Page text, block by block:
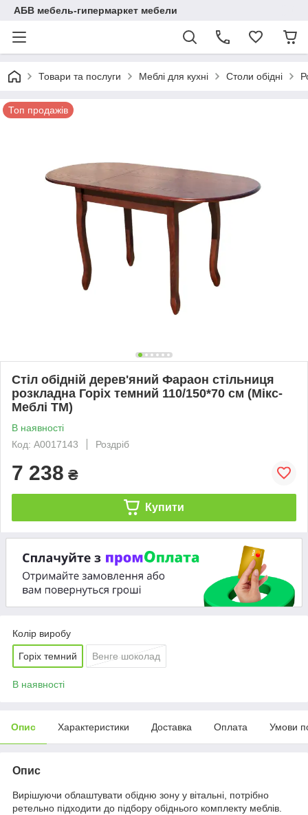
АБВ мебель-гипермаркет мебели
Товари та послуги Меблі для кухні Столи обідні
Топ продажів
Стіл обідній дерев'яний Фараон стільниця
розкладна Горіх темний 110/150*70 см (Мікс-
Меблі ТМ)
В наявності
Код: А0017143
Роздріб
7 238 ₴
Купити
Колір виробу
Горіх темний Венге шоколад
В наявності
Опис Характеристики Доставка Оплата Умови
Опис
Вирішуючи облаштувати обідню зону у вітальні, потрібно
ретельно підходити до підбору обіднього комплекту меблів.